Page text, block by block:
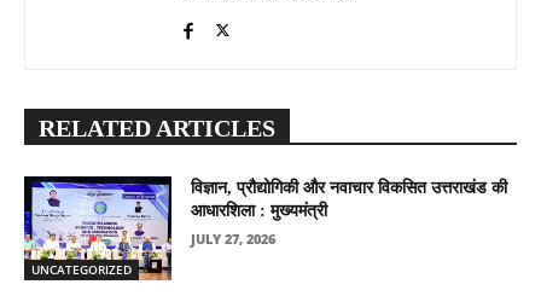
RELATED ARTICLES
UNCATEGORIZED
विज्ञान, प्रौद्योगिकी और नवाचार विकसित उत्तराखंड की
आधारशिला : मुख्यमंत्री
JULY 27, 2026